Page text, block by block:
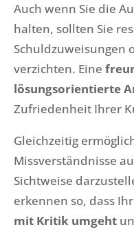
Auch wenn Sie die
halten, sollten Sie
Schuldzuweisungen
verzichten. Eine
lösungsorientierte
Zufriedenheit Ihrer
Gleichzeitig
Missverständnisse
Sichtweise
erkennen so, dass
mit Kritik umgeht